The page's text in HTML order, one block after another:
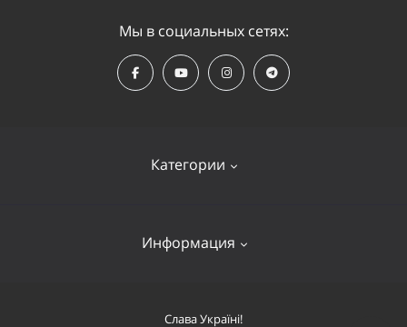
Категории
Квадрокоптеры
Информация
Оплата и доставка
Мы в социальных сетях:
Слава Україні!